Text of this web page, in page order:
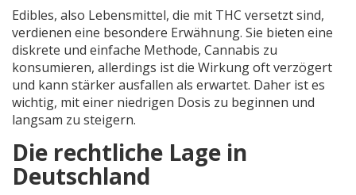
Edibles, also Lebensmittel, die mit THC versetzt sind,
verdienen eine besondere Erwähnung. Sie bieten eine
diskrete und einfache Methode, Cannabis zu
konsumieren, allerdings ist die Wirkung oft verzögert
und kann stärker ausfallen als erwartet. Daher ist es
wichtig, mit einer niedrigen Dosis zu beginnen und
langsam zu steigern.
Die rechtliche Lage in
Deutschland